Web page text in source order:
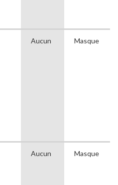
Aucun Masque
Aucun Masque